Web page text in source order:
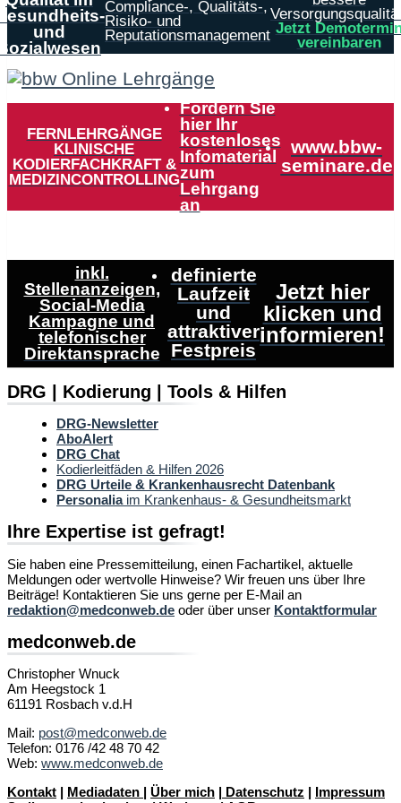
und
Compliance-, Qualitäts-,
Risiko- und
Reputationsmanagement Jetzt
vereinbaren
FERNLEHRGÄNGE
KLINISCHE
KODIERFACHKRAFT &
MEDIZINCONTROLLING
Fordern Sie
hier Ihr
kostenloses
Infomaterial
zum
Lehrgang
an
www.bbw-
seminare.de
inkl.
Stellenanzeigen,
Social-Media
Kampagne und
telefonischer
Direktansprache
definierte
Laufzeit
und
attraktiver
Festpreis
Jetzt hier
klicken und
informieren!
DRG | Kodierung | Tools & Hilfen
DRG-Newsletter
AboAlert
DRG Chat
Kodierleitfäden & Hilfen 2026
DRG Urteile & Krankenhausrecht Datenbank
Personaliaim Krankenhaus- & Gesundheitsmarkt
Ihre Expertise ist gefragt!
Sie haben eine Pressemitteilung, einen Fachartikel, aktuelle
Meldungen oder wertvolle Hinweise? Wir freuen uns über Ihre
Beiträge! Kontaktieren Sie uns gerne per E-Mail an
redaktion@medconweb.de oder über unser Kontaktformular
medconweb.de
Christopher Wnuck
Am Heegstock 1
61191 Rosbach v.d.H
Mail: post@medconweb.de
Telefon: 0176 /42 48 70 42
Web: www.medconweb.de
Kontakt | Mediadaten | Über mich | Datenschutz | Impressum